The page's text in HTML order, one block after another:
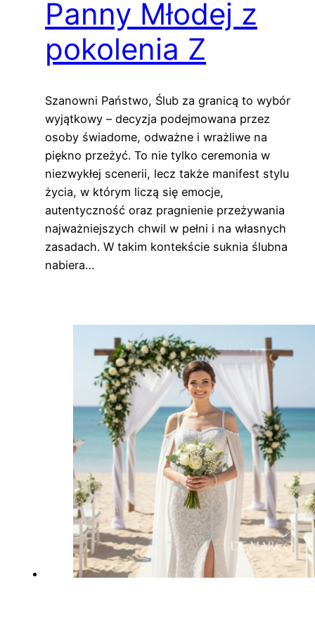
Panny Młodej z
pokolenia Z
Szanowni Państwo, Ślub za granicą to wybór
wyjątkowy – decyzja podejmowana przez
osoby świadome, odważne i wrażliwe na
piękno przeżyć. To nie tylko ceremonia w
niezwykłej scenerii, lecz także manifest stylu
życia, w którym liczą się emocje,
autentyczność oraz pragnienie przeżywania
najważniejszych chwil w pełni i na własnych
zasadach. W takim kontekście suknia ślubna
nabiera…